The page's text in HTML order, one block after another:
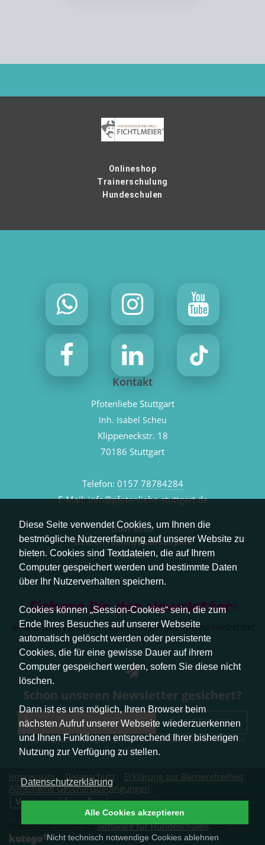
Diese Seite verwendet Cookies, um Ihnen die
bestmögliche Nutzererfahrung auf unserer Website zu
bieten. Cookies sind Textdateien, die auf Ihrem
Computer gespeichert werden und bestimmte Daten
über Ihr Nutzerverhalten speichern.
Cookies können „Session-Cookies“ sein, die zum
Ende Ihres Besuches auf unserer Webseite
automatisch gelöscht werden oder persistente
Cookies, die für eine gewisse Dauer auf ihrem
Computer gespeichert werden, sofern Sie diese nicht
löschen.
Dann ist es uns möglich, Ihren Browser beim
nächsten Aufruf unserer Webseite wiederzuerkennen
und Ihnen Funktionen entsprechend Ihrer bisherigen
Nutzung zur Verfügung zu stellen.
Datenschutzerklärung
Nicht technisch notwendige Cookies ablehnen
Alle Cookies akzeptieren
Onlineshop
Trainerschulung
Hundeschulen
Kontakt
Pfotenliebe Stuttgart
Inh. Isabel Scheu
Klippeneckstr. 18
70186 Stuttgart
Telefon: 0157 78784284
E-Mail:info@pfotenliebe-stuttgart.de
Über mich
Meine Trainingsphilosophie
Kontakt
Sichere Dir den Newsletter:
erhalte sofort aktuelle Tipps rund um das Thema Herbst mit
Hund.
Schon unseren Newsletter gesichert?
Abonnieren
Abmeldung jederzeit möglich. Weitere Infos zum Datenschutz erhalten Sie
hier.
Impressum| Datenschutz Erklärung zur Barrierefreiheit
Allgemeine Geschäftsbedingungen
Vertrag widerrufen
2026 © Pfotenliebe Stuttgart. Alle Rechte vorbehalten.
Unterstützt durch dieSoftware für Hundeschulenvon
kutego®.